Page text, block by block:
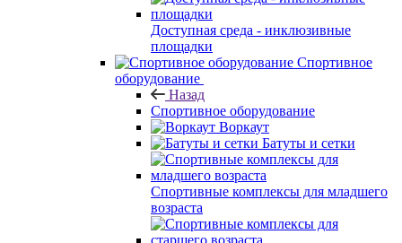
Доступная среда - инклюзивные
площадки
Спортивное
оборудование
Назад
Спортивное оборудование
Воркаут
Батуты и сетки
Спортивные комплексы для младшего
возраста